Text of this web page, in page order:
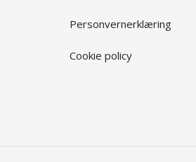
Personvernerklæring
Cookie policy